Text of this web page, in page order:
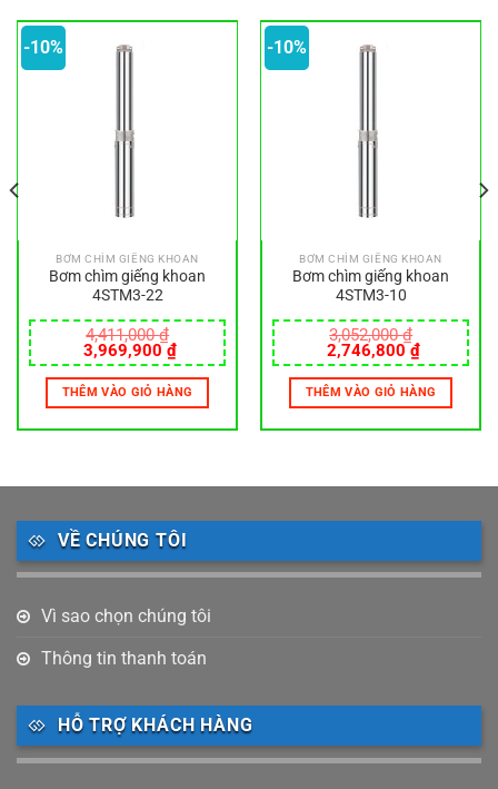
-10%
BƠM CHÌM GIẾNG KHOAN
Bơm chìm giếng khoan
4STM3-22
4,411,000₫
Giá
gốc
là:
4,411,000 ₫.
3,969,900 ₫Giá
hiện
tại
là:
3,969,900 ₫.
THÊM VÀO GIỎ HÀNG
-10%
BƠM CHÌM GIẾNG KHOAN
Bơm chìm giếng khoan
4STM3-10
3,052,000₫
Giá
gốc
là:
3,052,000 ₫.
2,746,800 ₫Giá
hiện
tại
là:
THÊM VÀO GIỎ HÀNG
VỀ CHÚNG TÔI
Vì sao chọn chúng tôi
Thông tin thanh toán
HỖ TRỢ KHÁCH HÀNG